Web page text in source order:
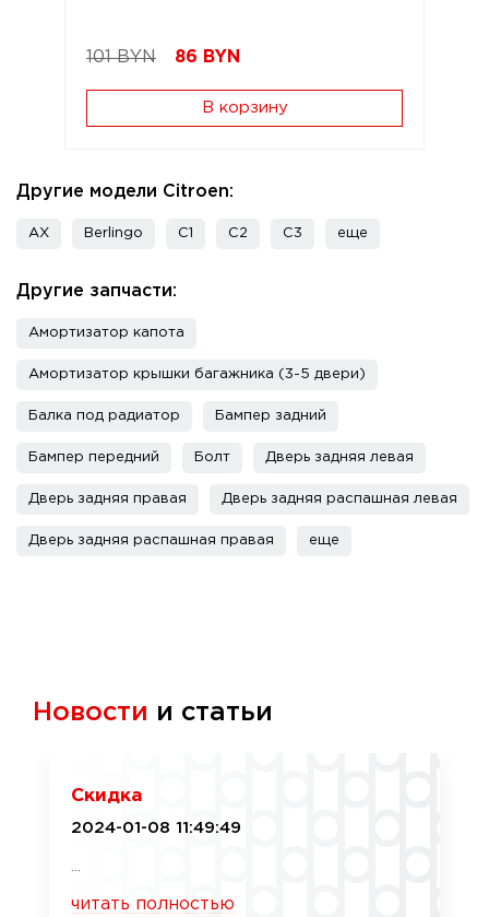
101 BYN 86 BYN
В корзину
Другие модели Citroen:
AX Berlingo C1 C2 C3 еще
Другие запчасти:
Амортизатор капота
Амортизатор крышки багажника (3-5 двери)
Балка под радиатор Бампер задний
Бампер передний Болт Дверь задняя левая
Дверь задняя правая Дверь задняя распашная левая
Дверь задняя распашная правая еще
Новости и статьи
Скидка
2024-01-08 11:49:49
читать полностью